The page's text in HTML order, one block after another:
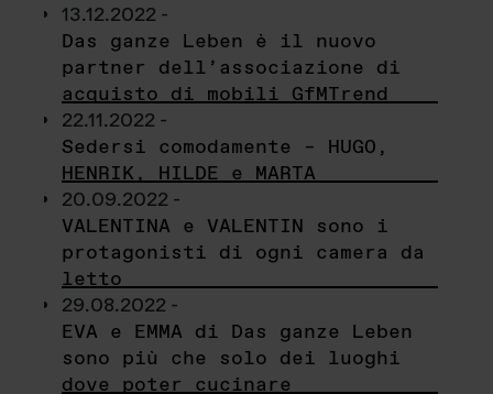
13.12.2022 -
Das ganze Leben è il nuovo
partner dell’associazione di
acquisto di mobili GfMTrend
22.11.2022 -
Sedersi comodamente – HUGO,
HENRIK, HILDE e MARTA
20.09.2022 -
VALENTINA e VALENTIN sono i
protagonisti di ogni camera da
letto
29.08.2022 -
EVA e EMMA di Das ganze Leben
sono più che solo dei luoghi
dove poter cucinare